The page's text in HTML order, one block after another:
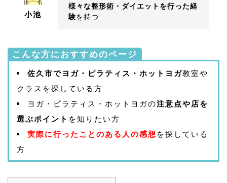
小池
様々な整形術・ダイエットを行った経
験を持つ
こんな方におすすめのページ
佐久市でヨガ・ピラティス・ホットヨガ教室や
クラスを探している方
ヨガ・ピラティス・ホットヨガの注意点や店を
選ぶポイント を知りたい方
実際に行ったことのある人の感想 を探している
方